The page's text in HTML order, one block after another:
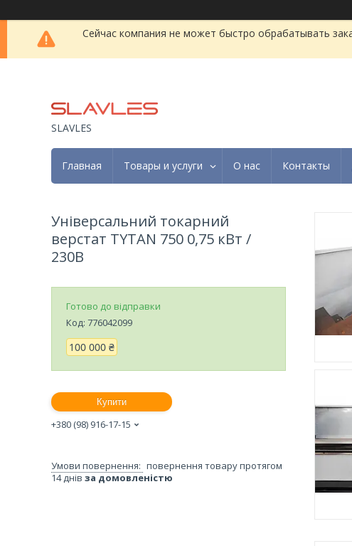
Сейчас компания не может быстро обрабатывать
SLAVLES
Главная Товары и услуги О нас Контакты
Універсальний токарний
верстат TYTAN 750 0,75 кВт /
230В
Готово до відправки
Код: 776042099
100 000 ₴
Купити
+380 (98) 916-17-15
повернення товару протягом
14 днів за домовленістю